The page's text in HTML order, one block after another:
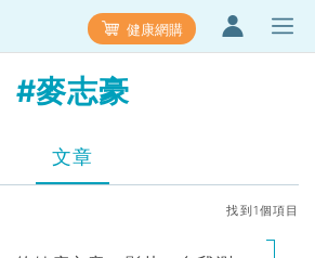
健康網購
#麥志豪
文章
找到1個項目